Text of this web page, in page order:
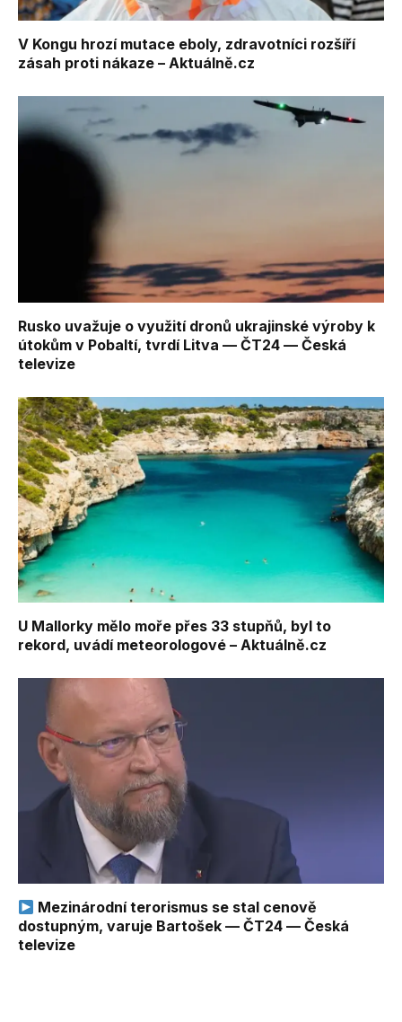
V Kongu hrozí mutace eboly, zdravotníci rozšíří
zásah proti nákaze – Aktuálně.cz
Rusko uvažuje o využití dronů ukrajinské výroby k
útokům v Pobaltí, tvrdí Litva — ČT24 — Česká
televize
U Mallorky mělo moře přes 33 stupňů, byl to
rekord, uvádí meteorologové – Aktuálně.cz
Mezinárodní terorismus se stal cenově
dostupným, varuje Bartošek — ČT24 — Česká
televize